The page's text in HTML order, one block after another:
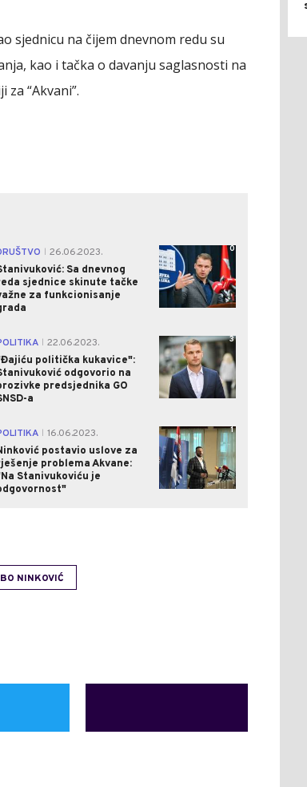
sjednicu na čijem dnevnom redu su
kao i tačka o davanju saglasnosti na
“Akvani”.
26.06.2023.
Sa dnevnog
sjednice skinute tačke
za funkcionisanje
0
22.06.2023.
politička kukavice":
odgovorio na
predsjednika GO
a
3
16.06.2023.
postavio uslove za
problema Akvane:
Stanivukoviću je
1
NINKOVIĆ